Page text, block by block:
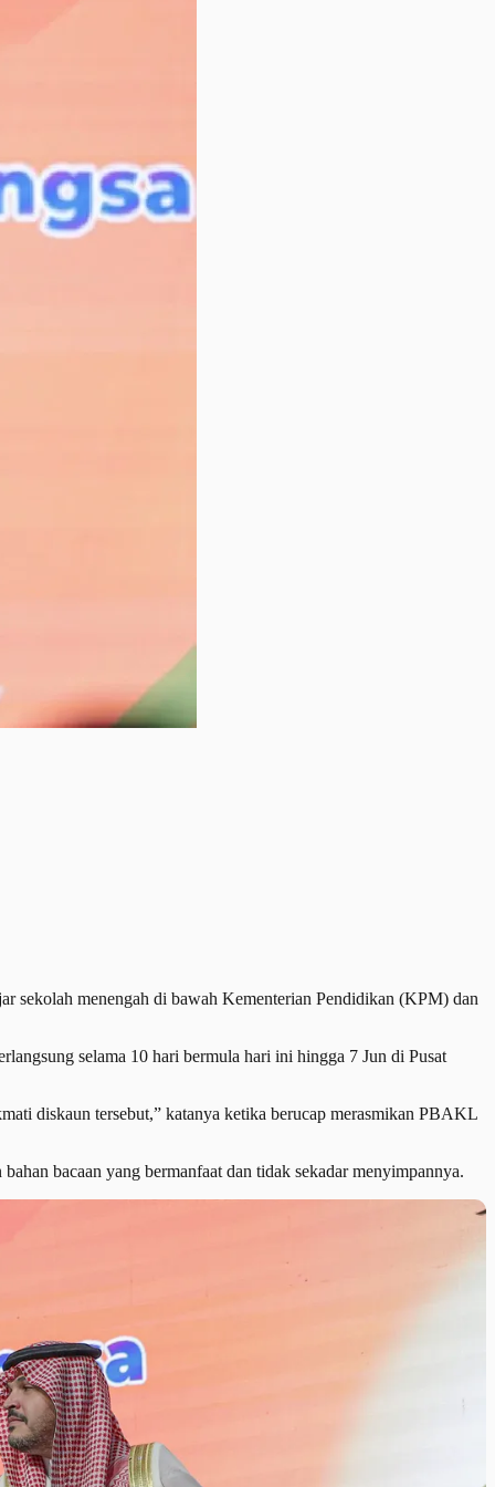
menengah di bawah Kementerian Pendidikan (KPM) dan
selama 10 hari bermula hari ini hingga 7 Jun di Pusat
diskaun tersebut,” katanya ketika berucap merasmikan PBAKL
bacaan yang bermanfaat dan tidak sekadar menyimpannya.